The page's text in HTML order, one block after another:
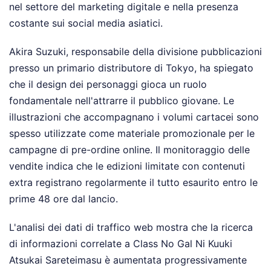
nel settore del marketing digitale e nella presenza
costante sui social media asiatici.
Akira Suzuki, responsabile della divisione pubblicazioni
presso un primario distributore di Tokyo, ha spiegato
che il design dei personaggi gioca un ruolo
fondamentale nell'attrarre il pubblico giovane. Le
illustrazioni che accompagnano i volumi cartacei sono
spesso utilizzate come materiale promozionale per le
campagne di pre-ordine online. Il monitoraggio delle
vendite indica che le edizioni limitate con contenuti
extra registrano regolarmente il tutto esaurito entro le
prime 48 ore dal lancio.
L'analisi dei dati di traffico web mostra che la ricerca
di informazioni correlate a Class No Gal Ni Kuuki
Atsukai Sareteimasu è aumentata progressivamente